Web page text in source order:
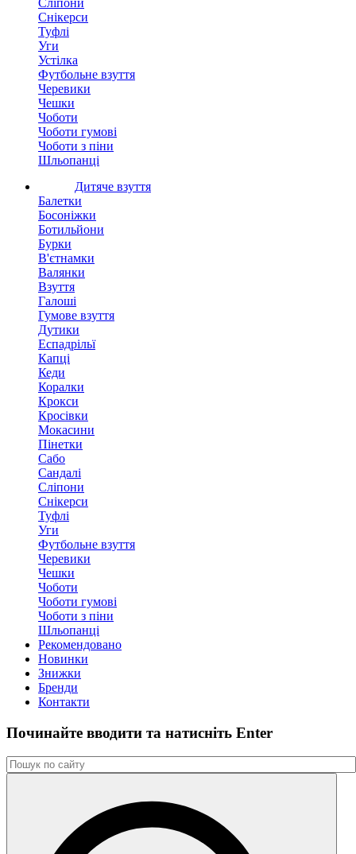
Сліпони
Снікерси
Туфлі
Уги
Устілка
Футбольне взуття
Черевики
Чешки
Чоботи
Чоботи гумові
Чоботи з піни
Шльопанці
Дитяче взуття
Балетки
Босоніжки
Ботильйони
Бурки
В'єтнамки
Валянки
Взуття
Галоші
Гумове взуття
Дутики
Еспадрільї
Капці
Кеди
Коралки
Крокси
Кросівки
Мокасини
Пінетки
Сабо
Сандалі
Сліпони
Снікерси
Туфлі
Уги
Футбольне взуття
Черевики
Чешки
Чоботи
Чоботи гумові
Чоботи з піни
Шльопанці
Рекомендовано
Новинки
Знижки
Бренди
Контакти
Починайте вводити та натиснiть Enter